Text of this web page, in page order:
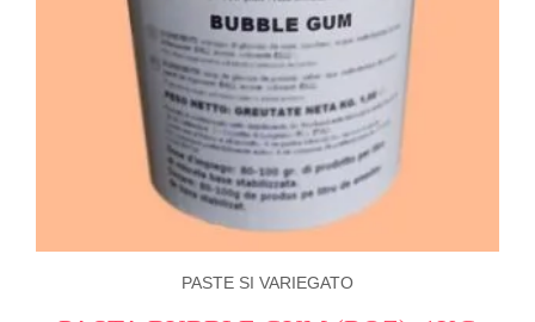
PASTE SI VARIEGATO